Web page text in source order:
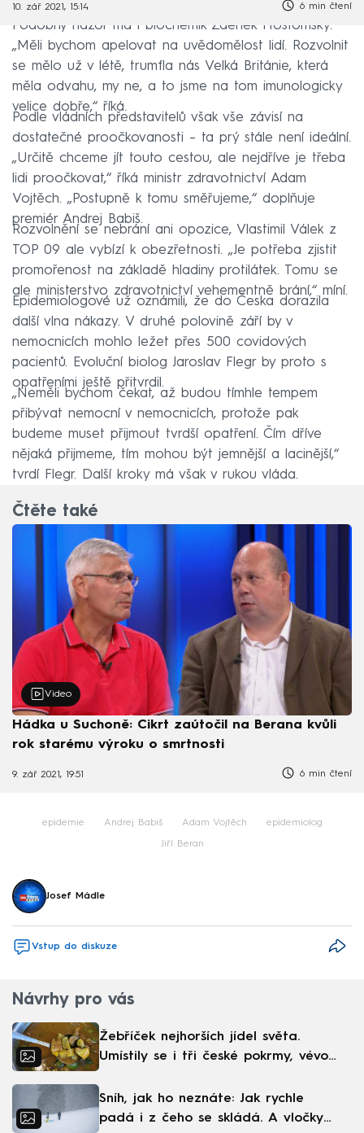
10. zář 2021, 15:14 6 min čtení
Podobný názor má i biochemik Zdeněk Hostomský.
„Měli bychom apelovat na uvědomělost lidí. Rozvolnit
se mělo už v létě, trumfla nás Velká Británie, která
měla odvahu, my ne, a to jsme na tom imunologicky
velice dobře,“ říká.
Podle vládních představitelů však vše závisí na
dostatečné proočkovanosti – ta prý stále není ideální.
„Určitě chceme jít touto cestou, ale nejdříve je třeba
lidi proočkovat,“ říká ministr zdravotnictví Adam
Vojtěch. „Postupně k tomu směřujeme,“ doplňuje
premiér Andrej Babiš.
Rozvolnění se nebrání ani opozice, Vlastimil Válek z
TOP 09 ale vybízí k obezřetnosti. „Je potřeba zjistit
promořenost na základě hladiny protilátek. Tomu se
ale ministerstvo zdravotnictví vehementně brání,“ míní.
Epidemiologové už oznámili, že do Česka dorazila
další vlna nákazy. V druhé polovině září by v
nemocnicích mohlo ležet přes 500 covidových
pacientů. Evoluční biolog Jaroslav Flegr by proto s
opatřeními ještě přitvrdil.
„Neměli bychom čekat, až budou tímhle tempem
přibývat nemocní v nemocnicích, protože pak
budeme muset přijmout tvrdší opatření. Čím dříve
nějaká přijmeme, tím mohou být jemnější a lacinější,“
tvrdí Flegr. Další kroky má však v rukou vláda.
Čtěte také
Video
Hádka u Suchoně: Cikrt zaútočil na Berana kvůli
rok starému výroku o smrtnosti
9. zář 2021, 19:51 6 min čtení
epidemie Andrej Babiš Adam Vojtěch epidemiolog
Jiří Beran
Josef Mádle
Vstup do diskuze
Návrhy pro vás
Žebříček nejhorších jídel světa.
Umístily se i tři české pokrmy, vévodí
Sníh, jak ho neznáte: Jak rychle
padá i z čeho se skládá. A vločky